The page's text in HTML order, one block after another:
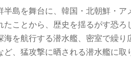
島を舞台に、韓国・北朝鮮・ア
ことから、歴史を揺るがす恐ろ
を航行する潜水艦、密室で繰り
、猛攻撃に晒される潜水艦に取